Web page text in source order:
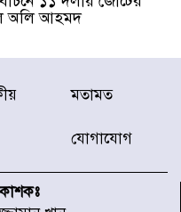
অলি আহমদ
সমন্বয়ে পরিচ্ছন্নতার
নিকুঞ্জ-টানপাড়ায়
১৩ নং সেক্টর-এ
অভিযান
মতামত
যোগাযোগ